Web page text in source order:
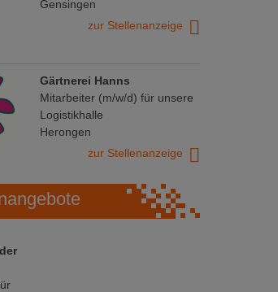
Gensingen
zur Stellenanzeige
Gärtnerei Hanns
Mitarbeiter (m/w/d) für unsere
Logistikhalle
Herongen
zur Stellenanzeige